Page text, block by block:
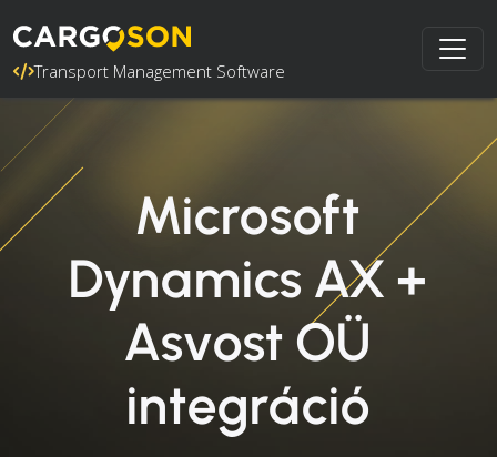
Transport Management Software
Microsoft
Dynamics AX +
Asvost OÜ
integráció